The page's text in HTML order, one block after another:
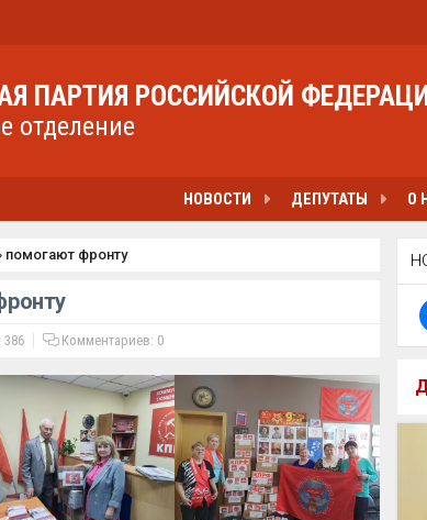
ПАРТИЯ РОССИЙСКОЙ
отделение
НОВОСТИ ДЕПУТАТЫ О
фронту
Комментариев: 0